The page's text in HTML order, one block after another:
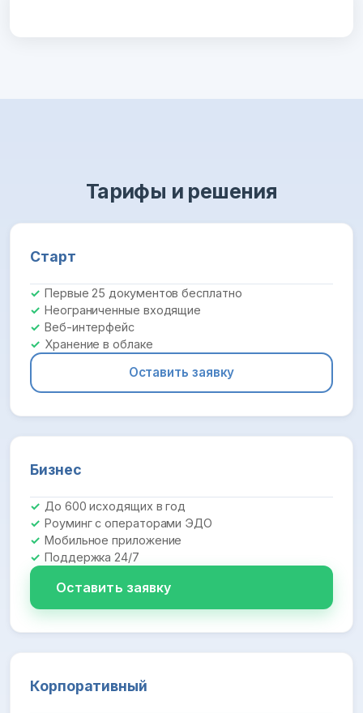
Тарифы и решения
Старт
Первые 25 документов бесплатно
Неограниченные входящие
Веб-интерфейс
Хранение в облаке
Оставить заявку
Бизнес
До 600 исходящих в год
Роуминг с операторами ЭДО
Мобильное приложение
Поддержка 24/7
Оставить заявку
Корпоративный